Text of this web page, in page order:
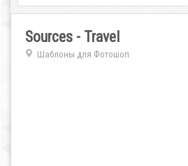
Sources - Travel
Шаблоны для Фотошоп